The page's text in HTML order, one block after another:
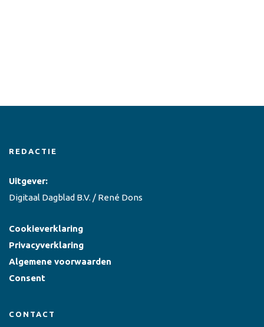
REDACTIE
Uitgever:
Digitaal Dagblad B.V. / René Dons
Cookieverklaring
Privacyverklaring
Algemene voorwaarden
Consent
CONTACT